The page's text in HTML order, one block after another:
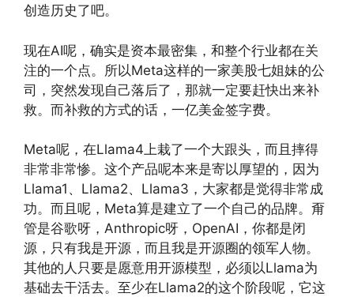
创造历史了吧。
现在AI呢，确实是资本最密集，和整个行业都在关
注的一个点。所以Meta这样的一家美股七姐妹的公
司，突然发现自己落后了，那就一定要赶快出来补
救。而补救的方式的话，一亿美金签字费。
Meta呢，在Llama4上栽了一个大跟头，而且摔得
非常非常惨。这个产品呢本来是寄以厚望的，因为
Llama1、Llama2、Llama3，大家都是觉得非常成
功。而且呢，Meta算是建立了一个自己的品牌。甭
管是谷歌呀，Anthropic呀，OpenAI，你都是闭
源，只有我是开源，而且我是开源圈的领军人物。
其他的人只要是愿意用开源模型，必须以Llama为
基础去干活去。至少在Llama2的这个阶段呢，它这